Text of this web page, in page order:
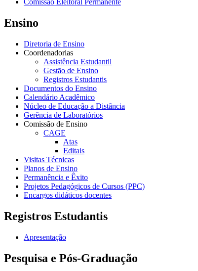
Comissão Eleitoral Permanente
Ensino
Diretoria de Ensino
Coordenadorias
Assistência Estudantil
Gestão de Ensino
Registros Estudantis
Documentos do Ensino
Calendário Acadêmico
Núcleo de Educação a Distância
Gerência de Laboratórios
Comissão de Ensino
CAGE
Atas
Editais
Visitas Técnicas
Planos de Ensino
Permanência e Êxito
Projetos Pedagógicos de Cursos (PPC)
Encargos didáticos docentes
Registros Estudantis
Apresentação
Pesquisa e Pós-Graduação